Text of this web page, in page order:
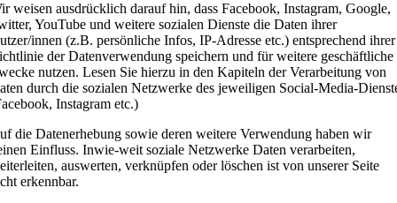
weisen ausdrücklich darauf hin, dass Facebook, Instagram, Google,
YouTube und weitere sozialen Dienste die Daten ihrer
innen (z.B. persönliche Infos, IP-Adresse etc.) entsprechend ihrer
der Datenverwendung speichern und für weitere geschäftliche
nutzen. Lesen Sie hierzu in den Kapiteln der Verarbeitung von
durch die sozialen Netzwerke des jeweiligen Social-Media-
Instagram etc.)
die Datenerhebung sowie deren weitere Verwendung haben wir
Einfluss. Inwie-weit soziale Netzwerke Daten verarbeiten,
auswerten, verknüpfen oder löschen ist von unserer Seite
erkennbar.